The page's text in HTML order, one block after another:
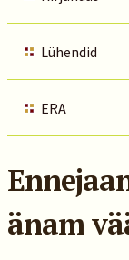
Lühendid
ERA
änam